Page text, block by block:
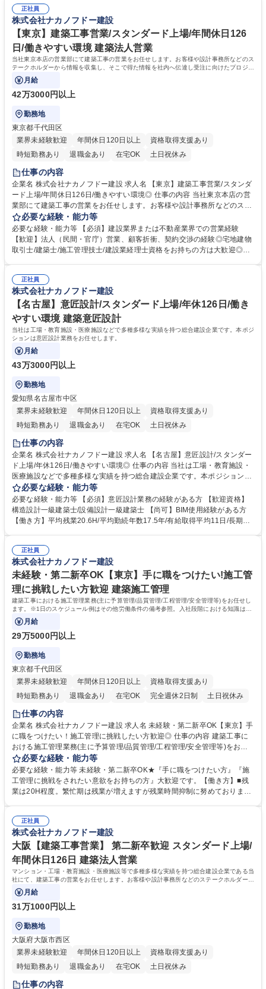
建設にも携われるチャンスもございます。 募集職種 【東京/リノベーショ
ン積算】第二新卒歓迎★スタンダード上場/年間休日126日
工管理技士■建築積算士 【充実した研修制度】階層等に応じた研修制度が
充実、資格支援制度もあり。社員ひとりひとりのスキルアップを後押しし
ています。 学歴・資格 学歴：大学院 大学 高専 短大 専修学校 高校 語学
力： 資格：一級建築士 1級建築施工管理技士
正社員
株式会社ナカノフドー建設
【東京】建築工事営業/スタンダード上場/年間休日126
日/働きやすい環境 建築法人営業
当社東京本店の営業部にて建築工事の営業をお任せします。お客様や設計事務所などのス
テークホルダーから情報を収集し、そこで得た情報を社内へ伝達し受注に向けたプロジェ
クトを取りまとめます。受注後は関係各所
月給
42万3000円以上
勤務地
東京都千代田区
業界未経験歓迎
年間休日120日以上
資格取得支援あり
時短勤務あり
退職金あり 在宅OK 土日祝休み
仕事の内容
企業名 株式会社ナカノフドー建設 求人名 【東京】建築工事営業/スタンダ
ード上場/年間休日126日/働きやすい環境◎ 仕事の内容 当社東京本店の営
業部にて建築工事の営業をお任せします。お客様や設計事務所などのステ
ークホルダーから情報を収集し、そこで得た情報を社内へ伝達し受注に向
けたプロジェクトを取りまとめます。受注後は関係各所 のフォローに従事
いただきます。※変更の範囲:会社の定める業務 ◎年齢や階層に応じた研
修制度が充実しております。資格支援制度もあり、社員ひとりひとりのス
なるため、ゆくゆくは海外建設にも携われるチャンスもございます。 募集
職種 【東京】建築工事営業/スタンダード上場/年間休日126日/働きやすい
環境◎
必要な経験・能力等
必要な経験・能力等 【必須】建設業界または不動産業界での営業経験
【歓迎】法人（民間・官庁）営業、顧客折衝、契約交渉の経験◎宅地建物
取引士/建築士/施工管理技士/建設業経理士資格をお持ちの方は大歓迎◎
会議事堂や日枝神社、浅草寺などの日本を代表する歴史的建造物や、地域
密着の人気ショッピングセンター、海外事業においては、1970年代にシ
ンガポール/アルジェリアでの建設技術協力からスタートし、ホテルや商業
施設の建設/開発プロジェクトなどを手掛けてきました。 学歴・資格 学
歴：大学院 大学 高専 短大 専修学校 高校 語学力： 資格：
正社員
株式会社ナカノフドー建設
【名古屋】意匠設計/スタンダード上場/年休126日/働き
やすい環境 建築意匠設計
当社は工場・教育施設・医療施設などで多種多様な実績を持つ総合建設企業です。本ポジ
ションは意匠設計業務をお任せします。
月給
43万3000円以上
勤務地
愛知県名古屋市中区
業界未経験歓迎
年間休日120日以上
資格取得支援あり
時短勤務あり
退職金あり 在宅OK 土日祝休み
仕事の内容
企業名 株式会社ナカノフドー建設 求人名 【名古屋】意匠設計/スタンダー
ド上場/年休126日/働きやすい環境◎ 仕事の内容 当社は工場・教育施設・
医療施設などで多種多様な実績を持つ総合建設企業です。本ポジションは
意匠設計業務をお任せします。 【詳細】■企画設計の立案 ■コンペ物件プ
レゼン資料の作成 ■実施設計（図面作成）■確認申請業務 ■工事監理業務
など 【実績】国会議事堂や日枝神社、浅草寺などの日本を代表する歴史的
建造物や、地域密着の人気ショッピングセンター、海外事業においては、
募集職種 【名古屋】意匠設計/スタンダード上場/年休126日/働きやすい環
境◎
必要な経験・能力等
必要な経験・能力等 【必須】意匠設計業務の経験がある方 【歓迎資格】
構造設計一級建築士/設備設計一級建築士 【尚可】BIM使用経験がある方
【働き方】平均残業20.6H/平均勤続年数17.5年/有給取得平均11日/長期就
【充実した研修制度】階層等に応じた研修制度が充実、資格支援制度もあ
り。社員ひとりひとりのスキルアップを後押ししています。 学歴・資格
学歴：大学院 大学 高専 短大 専修学校 高校 語学力： 資格：一級建築士
正社員
株式会社ナカノフドー建設
未経験・第二新卒OK【東京】手に職をつけたい!施工管
理に挑戦したい方歓迎 建築施工管理
建築工事における施工管理業務(主に予算管理/品質管理/工程管理/安全管理等)をお任せし
ます。※1日のスケジュール例はその他労働条件の備考参照。入社段階における知識は不
要！座学＋作業所研修で未経験でもご活躍
月給
29万5000円以上
勤務地
東京都千代田区
業界未経験歓迎
年間休日120日以上
資格取得支援あり
時短勤務あり
退職金あり 在宅OK 完全週休2日制 土日祝休み
仕事の内容
企業名 株式会社ナカノフドー建設 求人名 未経験・第二新卒OK【東京】手
に職をつけたい！施工管理に挑戦したい方歓迎◎ 仕事の内容 建築工事に
おける施工管理業務(主に予算管理/品質管理/工程管理/安全管理等)をお任
せします。※1日のスケジュール例はその他労働条件の備考参照。入社段
階における知識は不要！座学＋作業所研修で未経験でもご活躍 いただける
環境が整っております。※建物の改変を伴う業務は含まない。【案件】住
宅/教育施設/病院/工場/倉庫等【工期】1～2年程度の物件が中心【出張】茨
(座学や技術研修)を行い、その後作業所にて従事していただきます。入社
段階における建築の知識は問わないため、ご安心下さい！ 募集職種 未経
験・第二新卒OK【東京】手に職をつけたい！施工管理に挑戦したい方歓
迎◎
必要な経験・能力等
必要な経験・能力等 未経験・第二新卒OK★『手に職をつけたい方』『施
工管理に挑戦をされたい意欲をお持ちの方』大歓迎です。【働き方】■残
業は20H程度。繁忙期は残業が増えますが残業時間抑制に努めておりま
全ての現場で達成、4週8閉所も8割以上の現場で達成。新たに結ぶ工事契
約は4週8閉所を前提とした工期を設定しております。繁忙期に休日出勤が
発生した場合は代休を取得いただきますが取得できなかった場合は給与で
還元いたします。 学歴・資格 学歴：大学院 大学 語学力： 資格：
正社員
株式会社ナカノフドー建設
大阪【建築工事営業】 第二新卒歓迎 スタンダード上場/
年間休日126日 建築法人営業
マンション・工場・教育施設・医療施設等で多種多様な実績を持つ総合建設企業である当
社にて、建築工事の営業をお任せします。お客様や設計事務所などのステークホルダーか
ら情報を収集し、そこで得た情報を社内へ
月給
31万1000円以上
勤務地
大阪府大阪市西区
業界未経験歓迎
年間休日120日以上
資格取得支援あり
時短勤務あり
退職金あり 在宅OK 土日祝休み
仕事の内容